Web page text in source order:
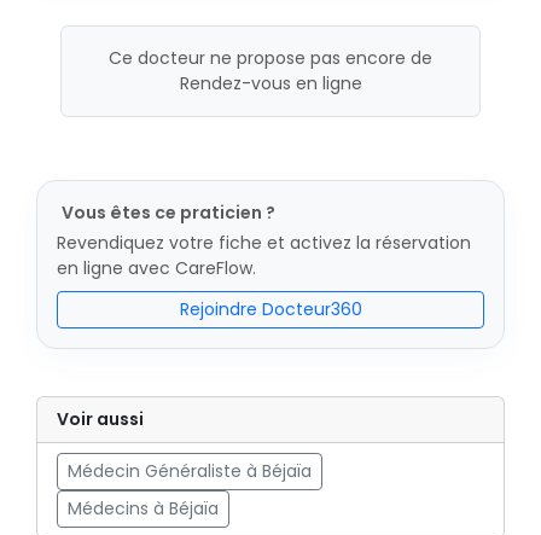
Ce docteur ne propose pas encore de
Rendez-vous en ligne
Vous êtes ce praticien ?
Revendiquez votre fiche et activez la réservation
en ligne avec CareFlow.
Rejoindre Docteur360
Voir aussi
Médecin Généraliste à Béjaïa
Médecins à Béjaïa